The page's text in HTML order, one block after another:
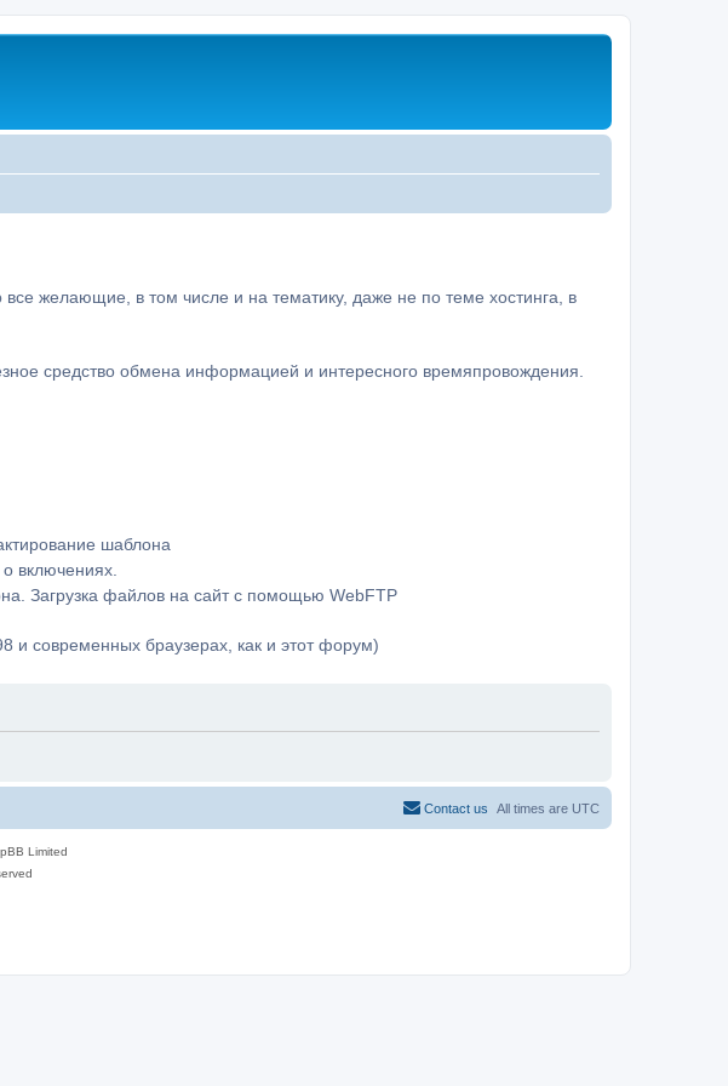
желающие, в том числе и на тематику, даже не по теме хостинга, в
средство обмена информацией и интересного времяпровождения.
шаблона
включениях.
Загрузка файлов на сайт с помощью WebFTP
и современных браузерах, как и этот форум)
All times are UTC
Contact us
Limited